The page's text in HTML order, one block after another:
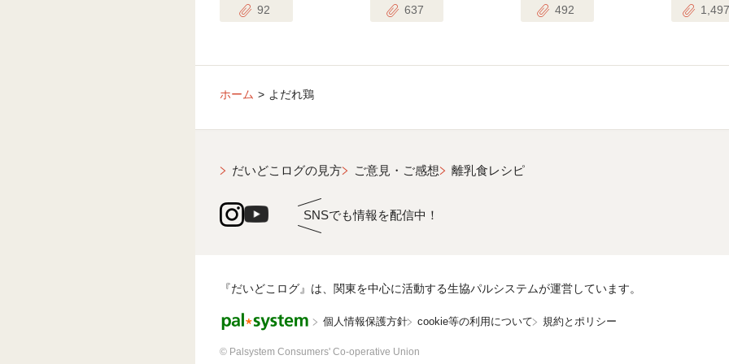
92 637 492 1,497
ホーム よだれ鶏
だいどこログの見方 ご意見・ご感想 離乳食レシピ
SNSでも情報を配信中！
『だいどこログ』は、関東を中心に活動する生協パルシステムが運営しています。
個人情報保護方針 cookie等の利用について 規約とポリシー
© Palsystem Consumers' Co-operative Union